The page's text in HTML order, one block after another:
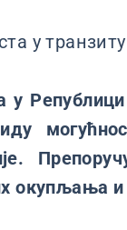
у
Републици